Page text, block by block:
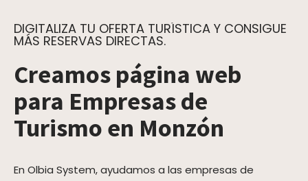
DIGITALIZA TU OFERTA TURÍSTICA Y CONSIGUE
MÁS RESERVAS DIRECTAS.
Creamos página web
para Empresas de
Turismo en Monzón
En Olbia System, ayudamos a las empresas de